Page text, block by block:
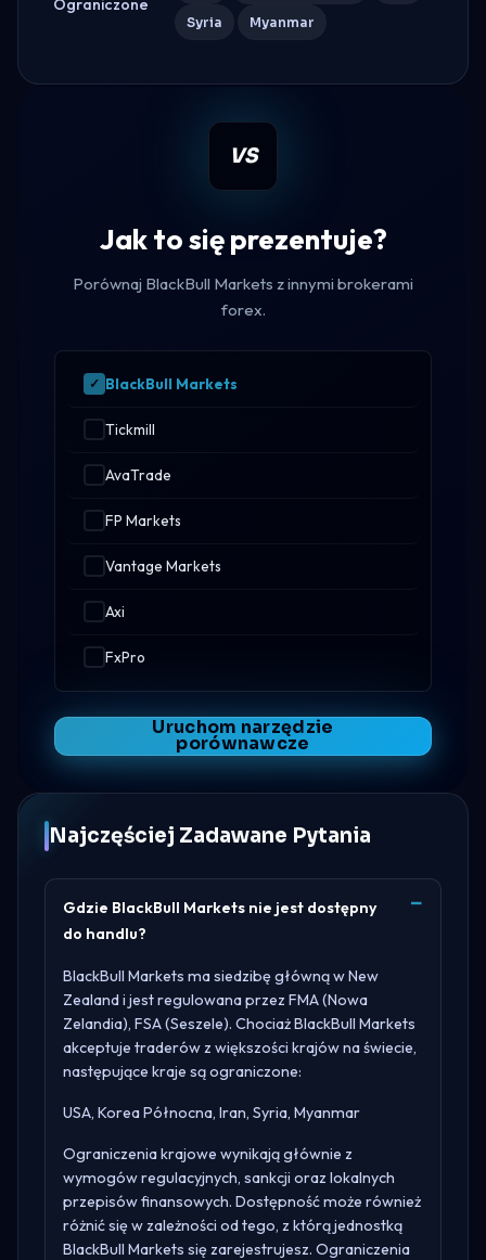
Syria Myanmar
VS
Jak to się prezentuje?
Porównaj BlackBull Markets z innymi brokerami
forex.
BlackBull Markets
Tickmill
AvaTrade
FP Markets
Vantage Markets
Axi
FxPro
Uruchom narzędzie
porównawcze
Najczęściej Zadawane Pytania
Gdzie BlackBull Markets nie jest dostępny
do handlu?
BlackBull Markets ma siedzibę główną wNew
Zealandi jest regulowana przez FMA (Nowa
Zelandia), FSA (Seszele). Chociaż BlackBull Markets
akceptuje traderów z większości krajów na świecie,
następujące kraje są ograniczone:
USA, Korea Północna, Iran, Syria, Myanmar
Ograniczenia krajowe wynikają głównie z
wymogów regulacyjnych, sankcji oraz lokalnych
przepisów finansowych. Dostępność może również
różnić się w zależności od tego, z którą jednostką
BlackBull Markets się zarejestrujesz. Ograniczenia